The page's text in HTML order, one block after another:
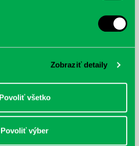
Zobraziť detaily
Povoliť všetko
Povoliť výber